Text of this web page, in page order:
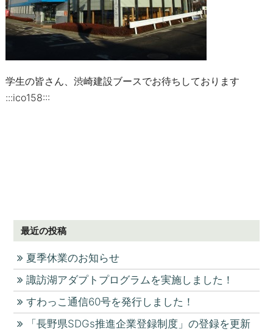
学生の皆さん、渋崎建設ブースでお待ちしております
:::ico158:::
最近の投稿
夏季休業のお知らせ
諏訪湖アダプトプログラムを実施しました！
すわっこ通信60号を発行しました！
「長野県SDGs推進企業登録制度」の登録を更新